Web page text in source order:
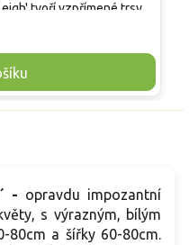
tvoří vzpřímené trsy
listy rozzáří záhon
Nejlépe
v humózní,
- opravdu impozantní
s výrazným, bílým
80cm a šířky 60-80cm.